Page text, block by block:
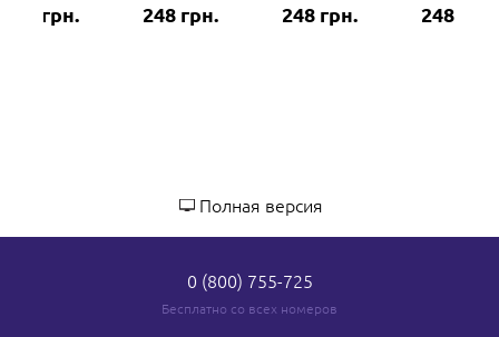
248 грн. 248 грн. 248 грн. 248 грн.
Полная версия
0 (800) 755-725
Бесплатно со всех номеров